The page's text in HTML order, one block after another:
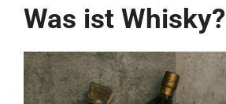
Was ist Whisky?